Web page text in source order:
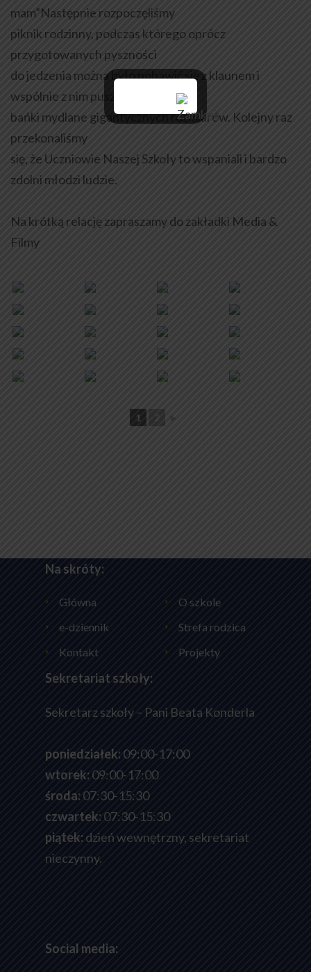
mam”Następnie rozpoczęliśmy
piknik rodzinny, podczas którego oprócz
przygotowanych pyszności
do jedzenia można było pobawić się z klaunem i
wspólnie z nim puszczać
bańki mydlane gigantycznych rozmiarów. Kolejny raz
przekonaliśmy
się, że Uczniowie Naszej Szkoły to wspaniali i bardzo
zdolni młodzi ludzie.
Na krótką relację zapraszamy do zakładki Media &
Filmy
1 2 ►
Na skróty:
Główna
O szkole
e-dziennik
Strefa rodzica
Kontakt
Projekty
Sekretariat szkoły:
Sekretarz szkoły – Pani Beata Konderla
poniedziałek: 09:00-17:00
wtorek: 09:00-17:00
środa: 07:30-15:30
czwartek: 07:30-15:30
piątek: dzień wewnętrzny, sekretariat
nieczynny.
Social media: